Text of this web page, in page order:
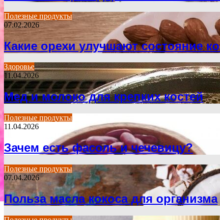
Полезные продукты
07.02.2026
Какие орехи улучшают состояние
Здоровье
11.04.2026
Мед и молоко для крепких костей
Полезные продукты
11.04.2026
Зачем есть фасоль и чечевицу?
Полезные продукты
07.04.2026
Польза масла кокоса для организма